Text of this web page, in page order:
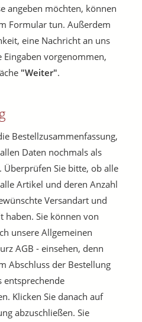
angeben möchten, können
Formular tun. Außerdem
eine Nachricht an uns
Eingaben vorgenommen,
"Weiter".
Bestellzusammenfassung,
Daten nochmals als
Sie bitte, ob alle
Artikel und deren Anzahl
Versandart und
haben. Sie können von
unsere Allgemeinen
AGB - einsehen, denn
Abschluss der Bestellung
entsprechende
Klicken Sie danach auf
abzuschließen. Sie